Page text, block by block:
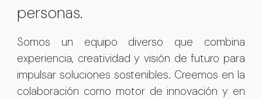
personas.
Somos un equipo diverso que combina
experiencia, creatividad y visión de futuro para
impulsar soluciones sostenibles. Creemos en la
colaboración como motor de innovación y en